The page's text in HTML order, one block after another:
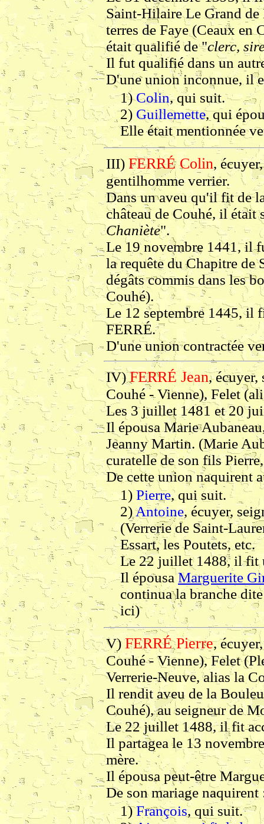
Saint-Hilaire Le Grand de
terres de Faye (Ceaux en
était qualifié de "clerc,
Il fut qualifié dans un
D'une union inconnue, il
1)Colin, qui suit.
2) Guillemette, qui
Elle était mentionnée
III) FERRÉ Colin,
gentilhomme verrier.
Dans un aveu qu'il fit de
château de Couhé, il était
Chaniète".
Le 19 novembre 1441, il
la requête du Chapitre de
dégâts commis dans les
Couhé).
Le 12 septembre 1445, il
FERRÉ.
D'une union contractée
IV)FERRÉ Jean, écuyer,
Couhé - Vienne), Felet
Les 3 juillet 1481 et 20
Il épousa Marie
Jeanny Martin. (Marie
curatelle de son fils
De cette union naquirent
1) Pierre, qui suit.
2)Antoine, écuyer,
(Verrerie de Saint-
Essart, les Poutets, etc.
Le 22 juillet 1488, il fit
Il épousaMarguerite
continua la branche
ici)
V)FERRÉ Pierre,
Couhé - Vienne), Felet
Verrerie-Neuve, alias la
Il rendit aveu de la
Couhé), au seigneur de
Le 22 juillet 1488, il fit
Il partagea le 13
mère.
Il épousa peut-être
De son mariage naquirent
1)François, qui suit.